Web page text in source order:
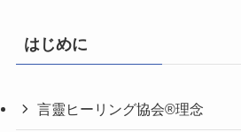
はじめに
言靈ヒーリング協会®理念